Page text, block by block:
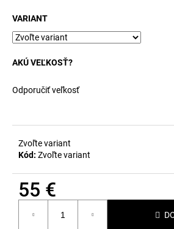
VARIANT
AKÚ VEĽKOSŤ?
Odporučiť veľkosť
Zvoľte variant
Kód: Zvoľte variant
55 €
cena:
e